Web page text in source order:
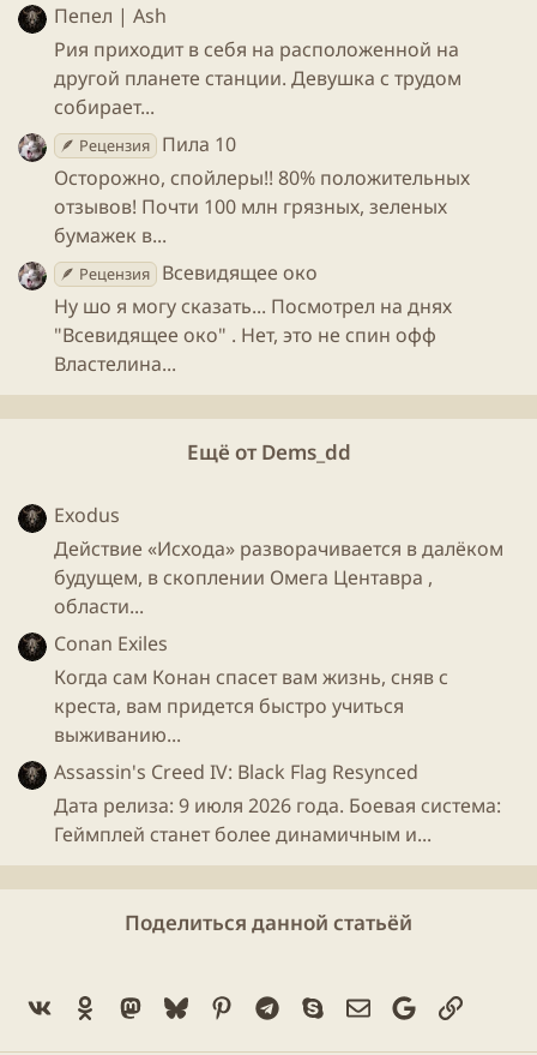
Пепел | Ash
Рия приходит в себя на расположенной на
другой планете станции. Девушка с трудом
собирает...
🪶 Рецензия
Пила 10
Осторожно, спойлеры!! 80% положительных
отзывов! Почти 100 млн грязных, зеленых
бумажек в...
🪶 Рецензия
Всевидящее око
Ну шо я могу сказать... Посмотрел на днях
"Всевидящее око" . Нет, это не спин офф
Властелина...
Ещё от Dems_dd
Exodus
Действие «Исхода» разворачивается в далёком
будущем, в скоплении Омега Центавра ,
области...
Conan Exiles
Когда сам Конан спасет вам жизнь, сняв с
креста, вам придется быстро учиться
выживанию...
Assassin's Creed IV: Black Flag Resynced
Дата релиза: 9 июля 2026 года. Боевая система:
Геймплей станет более динамичным и...
Поделиться данной статьёй
Vk Ok Mastodon
BlueskyPinterestTelegram
SkypeЭлектронная
GoogleСсылка